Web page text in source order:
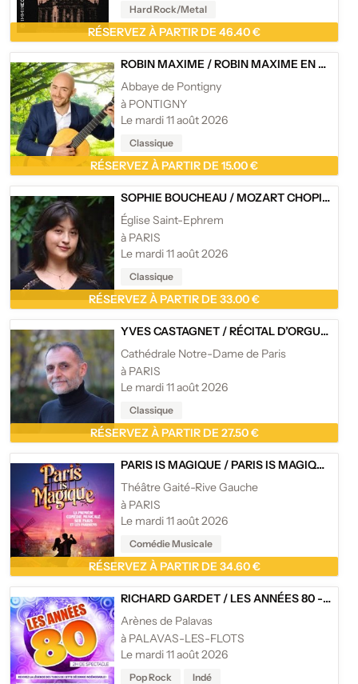
Hard Rock/Metal
RÉSERVEZ À PARTIR DE 46.40 €
ROBIN MAXIME /ROBIN MAXIME EN CONCERT
Abbaye de Pontigny
à PONTIGNY
Le mardi 11 août 2026
Classique
RÉSERVEZ À PARTIR DE 15.00 €
SOPHIE BOUCHEAU /MOZART CHOPIN DEBUSSY
Église Saint-Ephrem
à PARIS
Le mardi 11 août 2026
Classique
RÉSERVEZ À PARTIR DE 33.00 €
YVES CASTAGNET /RÉCITAL D’ORGUE : YVES CASTAGNET
Cathédrale Notre-Dame de Paris
à PARIS
Le mardi 11 août 2026
Classique
RÉSERVEZ À PARTIR DE 27.50 €
PARIS IS MAGIQUE /PARIS IS MAGIQUE - THÉÂTRE GAITÉ-RIVE GAUCHE, PARIS
Théâtre Gaité-Rive Gauche
à PARIS
Le mardi 11 août 2026
Comédie Musicale
RÉSERVEZ À PARTIR DE 34.60 €
RICHARD GARDET /LES ANNÉES 80 - RICHARD GARDET
Arènes de Palavas
à PALAVAS-LES-FLOTS
Le mardi 11 août 2026
Pop Rock Indé